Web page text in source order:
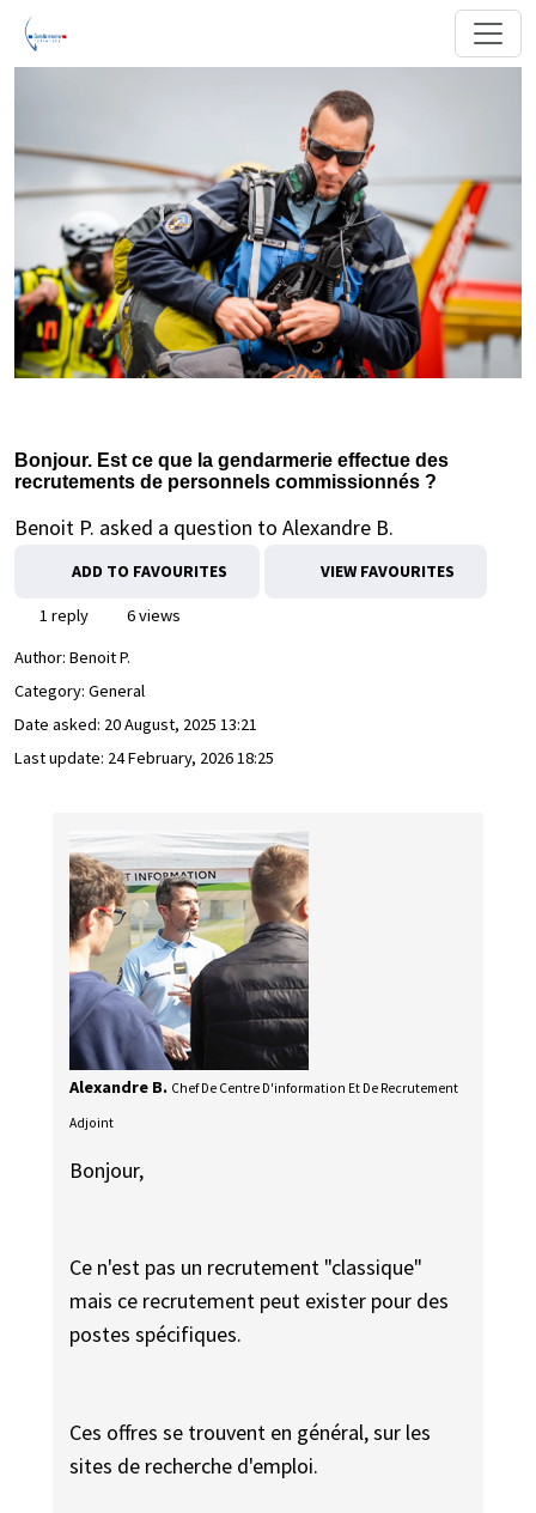
Bonjour. Est ce que la gendarmerie effectue des
recrutements de personnels commissionnés ?
Benoit P. asked a question to Alexandre B.
ADD TO FAVOURITES VIEW FAVOURITES
1 reply
6 views
Author: Benoit P.
Category: General
Date asked: 20 August, 2025 13:21
Last update: 24 February, 2026 18:25
Alexandre B. Chef De Centre D'information Et De Recrutement
Adjoint
Bonjour,
Ce n'est pas un recrutement "classique"
mais ce recrutement peut exister pour des
postes spécifiques.
Ces offres se trouvent en général, sur les
sites de recherche d'emploi.